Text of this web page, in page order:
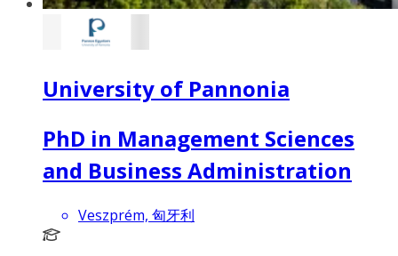
University of Pannonia
PhD in Management Sciences
and Business Administration
Veszprém, 匈牙利